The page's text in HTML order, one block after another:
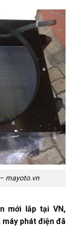
mayoto.vn
mới lắp tại VN,
phát điện đã